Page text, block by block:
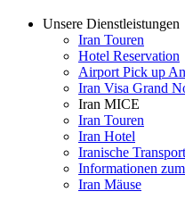
Unsere Dienstleistungen
Iran Touren
Hotel Reservation
Airport Pick up
Iran Visa Grand
Iran MICE
Iran Touren
Iran Hotel
Iranische
Informationen
Iran Mäuse